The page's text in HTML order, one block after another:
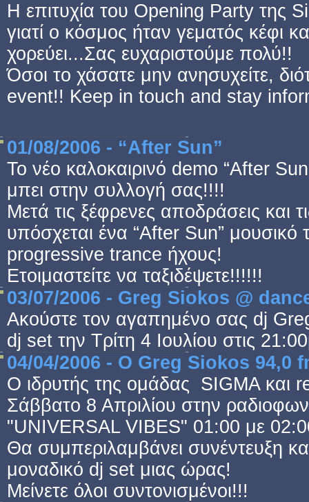
Η επιτυχία του Opening Party της
γιατί ο κόσμος ήταν γεματός κέφι
χορεύει...Σας ευχαριστούμε πολύ!!
Όσοι το χάσατε μην ανησυχείτε,
event!! Keep in touch and stay
01/08/2006 - “After Sun”
Το νέο καλοκαιρινό demo “After
μπει στην συλλογή σας!!!!
Μετά τις ξέφρενες αποδράσεις και
υπόσχεται ένα “After Sun” μουσικό
progressive trance ήχους!
Ετοιμαστείτε να ταξιδέψετε!!!!!!
03/07/2006 - Greg Siokos @
Ακούστε τον αγαπημένο σας dj
dj set την Τρίτη 4 Ιουλίου στις
04/04/2006 - O Greg Siokos 94,0
Ο ιδρυτής της ομάδας SIGMA και
Σάββατο 8 Απριλίου στην
"UNIVERSAL VIBES" 01:00 με
Θα συμπεριλαμβάνει συνέντευξη
μοναδικό dj set μιας ώρας!
Μείνετε όλοι συντονισμένοι!!!